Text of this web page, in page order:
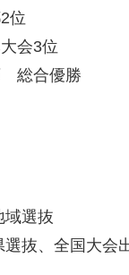
位
会3位
総合優勝
選抜
抜、全国大会